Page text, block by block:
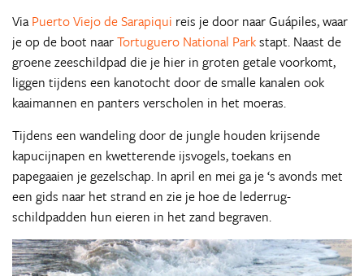
Via Puerto Viejo de Sarapiqui reis je door naar Guápiles, waar
je op de boot naarTortuguero National Parkstapt. Naast de
groene zeeschildpad die je hier in groten getale voorkomt,
liggen tijdens een kanotocht door de smalle kanalen ook
kaaimannen en panters verscholen in het moeras.
Tijdens een wandeling door de jungle houden krijsende
kapucijnapen en kwetterende ijsvogels, toekans en
papegaaien je gezelschap. In april en mei ga je ‘s avonds met
een gids naar het strand en zie je hoe de lederrug-
schildpadden hun eieren in het zand begraven.